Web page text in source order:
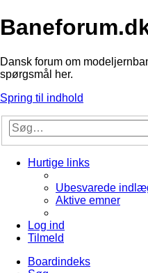
Dansk forum om
spørgsmål her.
Spring til indhold
Hurtige links
Ubesvarede
Aktive emner
Log ind
Tilmeld
Boardindeks